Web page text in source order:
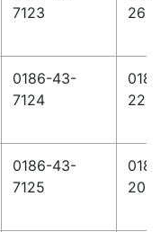
7123
0186-43-
7124
2201
0186-43-
7125